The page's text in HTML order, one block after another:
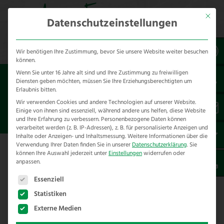
Sie sind hier:
ZAUNBAULÖSUNGEN FÜR
TIERPARKS & WILDGEHEGE
Zaunbau Lösungen für Tierparks &
Wildgehege
Hier stellen wir unsere speziellen Lösungen
für ein Wildgehege oder für einen Tierpark
Mit
Datenschutzeinstellungen
Wir benötigen Ihre Zustimmung, bevor Sie unsere Website weiter besuchen
können.
Wenn Sie unter 16 Jahre alt sind und Ihre Zustimmung zu freiwilligen
Diensten geben möchten, müssen Sie Ihre Erziehungsberechtigten um
Erlaubnis bitten.
Wir verwenden Cookies und andere Technologien auf unserer Website.
Einige von ihnen sind essenziell, während andere uns helfen, diese Website
und Ihre Erfahrung zu verbessern. Personenbezogene Daten können
verarbeitet werden (z. B. IP-Adressen), z. B. für personalisierte Anzeigen und
Inhalte oder Anzeigen- und Inhaltsmessung.Weitere Informationen über die
Verwendung Ihrer Daten finden Sie in unsererDatenschutzerklärung. Sie
können Ihre Auswahl jederzeit unterEinstellungenwiderrufen oder
anpassen.
Es folgt eine Liste der Service-Gruppen, für die eine
Essenziell
Statistiken
Externe Medien